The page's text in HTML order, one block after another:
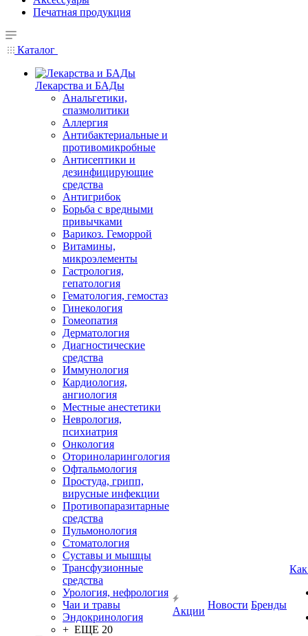
Печатная продукция
Каталог
Лекарства и БАДы
Анальгетики,
спазмолитики
Аллергия
Антибактериальные и
противомикробные
Антисептики и
дезинфицирующие
средства
Антигрибок
Борьба с вредными
привычками
Варикоз. Геморрой
Витамины,
микроэлементы
Гастрология,
гепатология
Гематология, гемостаз
Гинекология
Гомеопатия
Дерматология
Диагностические
средства
Иммунология
Кардиология,
ангиология
Местные анестетики
Неврология,
психиатрия
Онкология
Оториноларингология
Офтальмология
Простуда, грипп,
вирусные инфекции
Противопаразитарные
средства
Пульмонология
Стоматология
Суставы и мышцы
Трансфузионные
средства
Урология, нефрология
Чаи и травы
Эндокринология
+ ЕЩЕ 20
Акции
Новости Бренды